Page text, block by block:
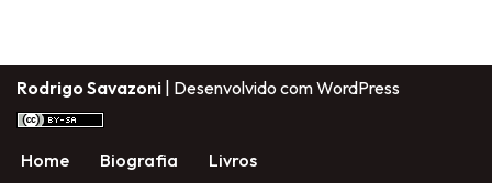
Rodrigo Savazoni | Desenvolvido comWordPress
Home Biografia Livros